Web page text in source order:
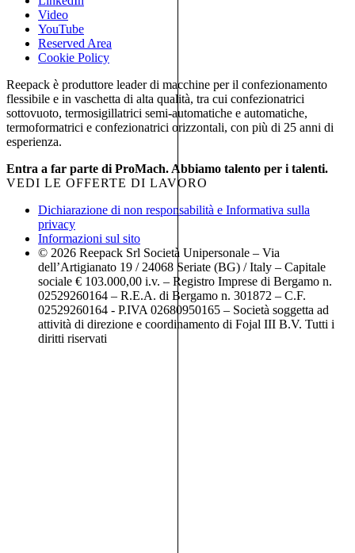
Video
YouTube
Reserved Area
Cookie Policy
Reepack è produttore leader di macchine per il confezionamento
flessibile e in vaschetta di alta qualità, tra cui confezionatrici
sottovuoto, termosigillatrici semi-automatiche e automatiche,
termoformatrici e confezionatrici orizzontali, con più di 25 anni di
esperienza.
Entra a far parte di ProMach. Abbiamo talento per i talenti.
VEDI LE OFFERTE DI LAVORO
Dichiarazione di non responsabilità e Informativa sulla
privacy
Informazioni sul sito
© 2026 Reepack Srl Società Unipersonale – Via
dell’Artigianato 19 / 24068 Seriate (BG) / Italy – Capitale
sociale € 103.000,00 i.v. – Registro Imprese di Bergamo n.
02529260164 – R.E.A. di Bergamo n. 301872 – C.F.
02529260164 - P.IVA 02680950165 – Società soggetta ad
attività di direzione e coordinamento di Fojal III B.V. Tutti i
diritti riservati